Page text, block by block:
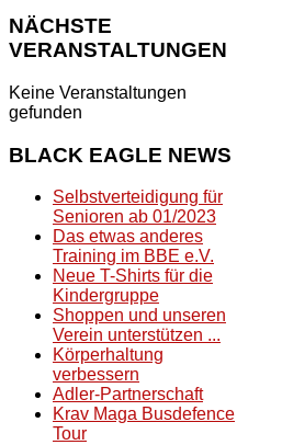
NÄCHSTE
VERANSTALTUNGEN
Keine Veranstaltungen
gefunden
BLACK EAGLE NEWS
Selbstverteidigung für
Senioren ab 01/2023
Das etwas anderes
Training im BBE e.V.
Neue T-Shirts für die
Kindergruppe
Shoppen und unseren
Verein unterstützen ...
Körperhaltung
verbessern
Adler-Partnerschaft
Krav Maga Busdefence
Tour